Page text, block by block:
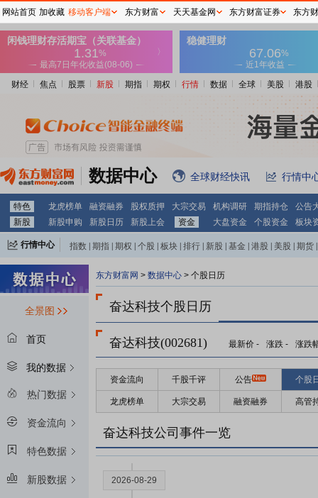
财经 焦点 股票 新股 期指 期权 行情 数据 全球 美股 港股
数据中心 全球财经快讯 行情中
特色 龙虎榜单 融资融券 股权质押 大宗交易 机构调研 期指持仓
公告
新股
新股申购 新股日历 新股上会 资金 大盘资金 个股资金 板块
行情中心 指数 期指 期权 个股 板块 排行 新股 基金 港股 美股 期货
全景图
首页
我的数据
热门数据
资金流向
特色数据
新股数据
东方财富网 > 数据中心 > 个股日历
奋达科技个股日历
奋达科技(002681) 最新价 - 涨跌 - 涨跌
资金流向 千股千评 公告 个股
龙虎榜单 大宗交易 融资融券 高管
奋达科技公司事件一览
2026-08-29
网站首页 加收藏 移动客户端 东方财富 天天基金网 东方财富证券 东方